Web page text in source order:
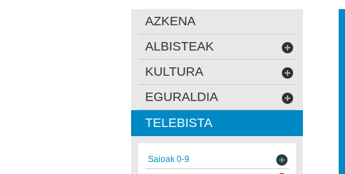
AZKENA
ALBISTEAK
KULTURA
EGURALDIA
TELEBISTA
Saioak 0-9